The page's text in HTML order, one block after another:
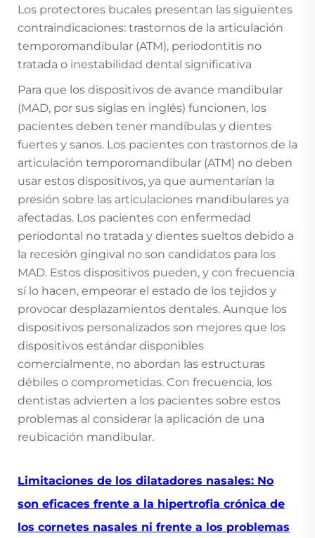
Los protectores bucales presentan las siguientes
contraindicaciones: trastornos de la articulación
temporomandibular (ATM), periodontitis no
tratada o inestabilidad dental significativa
Para que los dispositivos de avance mandibular
(MAD, por sus siglas en inglés) funcionen, los
pacientes deben tener mandíbulas y dientes
fuertes y sanos. Los pacientes con trastornos de la
articulación temporomandibular (ATM) no deben
usar estos dispositivos, ya que aumentarían la
presión sobre las articulaciones mandibulares ya
afectadas. Los pacientes con enfermedad
periodontal no tratada y dientes sueltos debido a
la recesión gingival no son candidatos para los
MAD. Estos dispositivos pueden, y con frecuencia
sí lo hacen, empeorar el estado de los tejidos y
provocar desplazamientos dentales. Aunque los
dispositivos personalizados son mejores que los
dispositivos estándar disponibles
comercialmente, no abordan las estructuras
débiles o comprometidas. Con frecuencia, los
dentistas advierten a los pacientes sobre estos
problemas al considerar la aplicación de una
reubicación mandibular.
Limitaciones de los dilatadores nasales: No
son eficaces frente a la hipertrofia crónica de
los cornetes nasales ni frente a los problemas